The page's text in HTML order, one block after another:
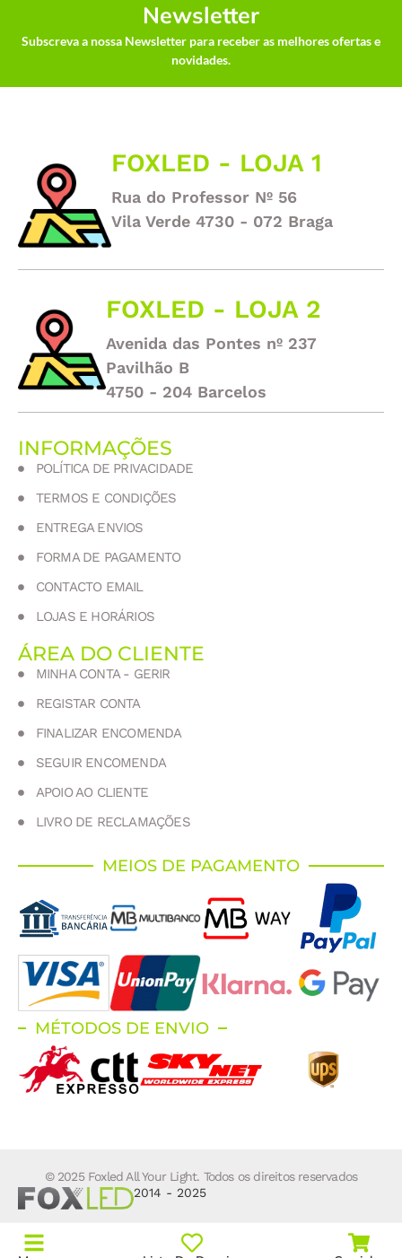
Newsletter
Subscreva a nossa Newsletter para receber as melhores ofertas e
novidades.
FOXLED - LOJA 1
Rua do Professor Nº 56
Vila Verde 4730 - 072 Braga
FOXLED - LOJA 2
Avenida das Pontes nº 237
Pavilhão B
4750 - 204 Barcelos
INFORMAÇÕES
POLÍTICA DE PRIVACIDADE
TERMOS E CONDIÇÕES
ENTREGA ENVIOS
FORMA DE PAGAMENTO
CONTACTO EMAIL
LOJAS E HORÁRIOS
ÁREA DO CLIENTE
MINHA CONTA - GERIR
REGISTAR CONTA
FINALIZAR ENCOMENDA
SEGUIR ENCOMENDA
APOIO AO CLIENTE
LIVRO DE RECLAMAÇÕES
MEIOS DE PAGAMENTO
MÉTODOS DE ENVIO
© 2025 Foxled All Your Light. Todos os direitos reservados
2014 - 2025